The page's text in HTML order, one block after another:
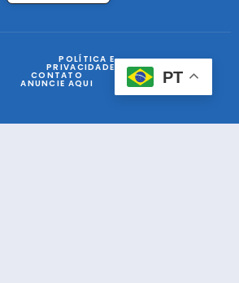
POLÍTICA E
PRIVACIDADE
CONTATO
ANUNCIE AQUI PT